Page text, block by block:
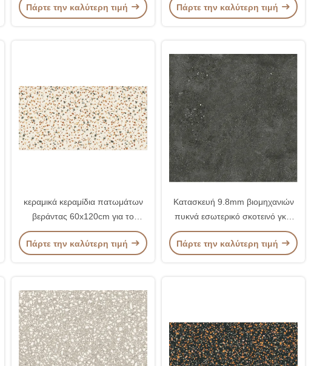
Πάρτε την καλύτερη τιμή
Πάρτε την καλύτερη τιμή
κεραμικά κεραμίδια πατωμάτων
βεράντας 60x120cm για το
πεζοδρόμιο κήπων
Πάρτε την καλύτερη τιμή
Κατασκευή 9.8mm βιομηχανιών
πυκνά εσωτερικό σκοτεινό γκρι
κεραμιδιών πορσελάνης
Πάρτε την καλύτερη τιμή